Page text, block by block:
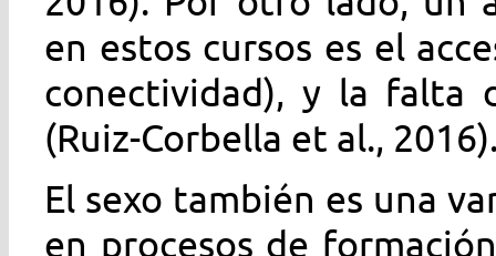
en estos cursos es el
conectividad), y la falta
(Ruiz-Corbella et al.,
El sexo también es una
en procesos de